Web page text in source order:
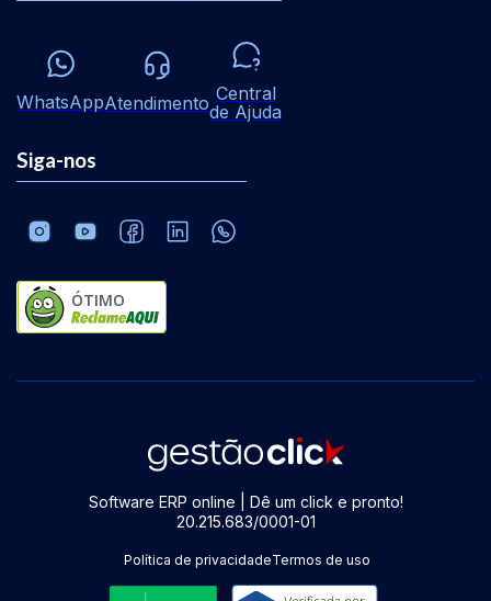
WhatsAppAtendimento Central
de Ajuda
Siga-nos
ÓTIMO
Software ERP online | Dê um click e pronto!
20.215.683/0001-01
Política de privacidadeTermos de uso